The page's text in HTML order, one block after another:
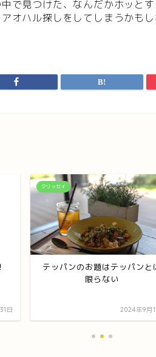
で見つけた、なんだかホッとす
オハル探しをしてしまうかもし
日
クリッセイ
テッパンのお題はテッパンと
限らない
2024年9月